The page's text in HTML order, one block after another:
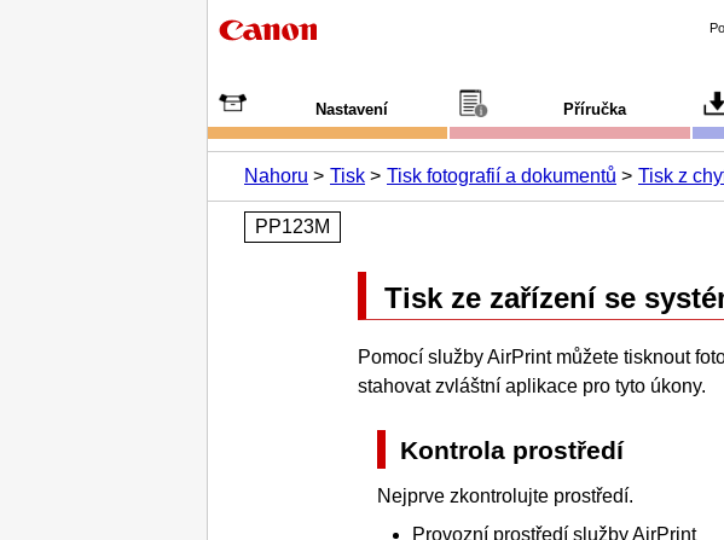
Nastavení Příručka
Nahoru Tisk Tisk fotografií a dokumentů Tisk z
PP123M
Tisk ze zařízení se
Pomocí službyAirPrintmůžete tisknout
stahovat zvláštní aplikace pro tyto úkony.
Kontrola prostředí
Nejprve zkontrolujte prostředí.
Provozní prostředí službyAirPrint